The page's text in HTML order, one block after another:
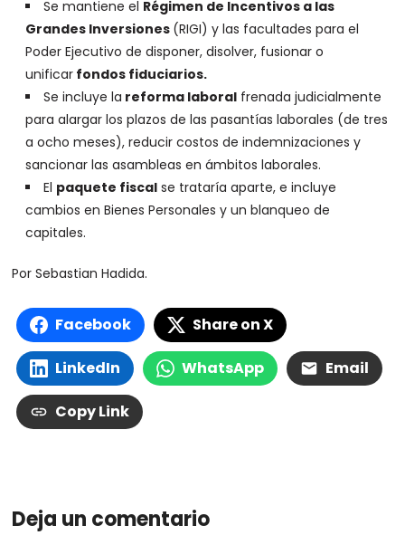
Se mantiene el Régimen de Incentivos a las
Grandes Inversiones (RIGI) y las facultades para el
Poder Ejecutivo de disponer, disolver, fusionar o
unificar fondos fiduciarios.
Se incluye la reforma laboral frenada judicialmente
para alargar los plazos de las pasantías laborales (de tres
a ocho meses), reducir costos de indemnizaciones y
sancionar las asambleas en ámbitos laborales.
El paquete fiscal se trataría aparte, e incluye
cambios en Bienes Personales y un blanqueo de
capitales.
Por Sebastian Hadida.
Facebook Share on X
LinkedIn WhatsApp Email
Copy Link
Deja un comentario